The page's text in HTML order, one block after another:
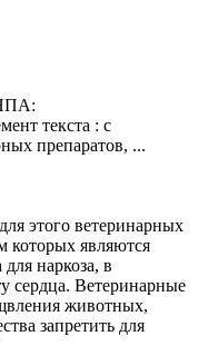
текста : с
препаратов, ...
этого ветеринарных
которых являются
наркоза, в
сердца. Ветеринарные
животных,
запретить для